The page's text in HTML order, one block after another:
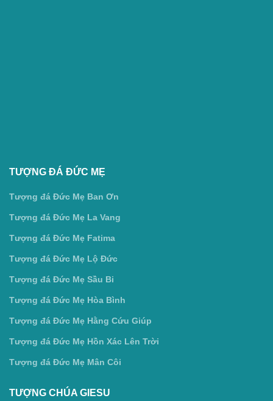
TƯỢNG ĐÁ ĐỨC MẸ
Tượng đá Đức Mẹ Ban Ơn
Tượng đá Đức Mẹ La Vang
Tượng đá Đức Mẹ Fatima
Tượng đá Đức Mẹ Lộ Đức
Tượng đá Đức Mẹ Sầu Bi
Tượng đá Đức Mẹ Hòa Bình
Tượng đá Đức Mẹ Hằng Cứu Giúp
Tượng đá Đức Mẹ Hồn Xác Lên Trời
Tượng đá Đức Mẹ Mân Côi
TƯỢNG CHÚA GIESU